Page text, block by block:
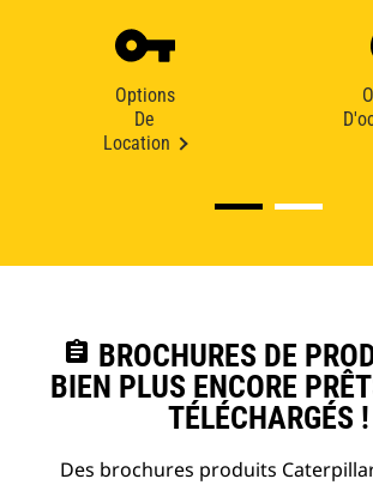
Options
De
Location
assignment BROCHURES DE
BIEN PLUS ENCORE
TÉLÉCHARGÉS !
Des brochures produits